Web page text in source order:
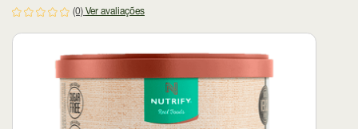
(0) Ver avaliações